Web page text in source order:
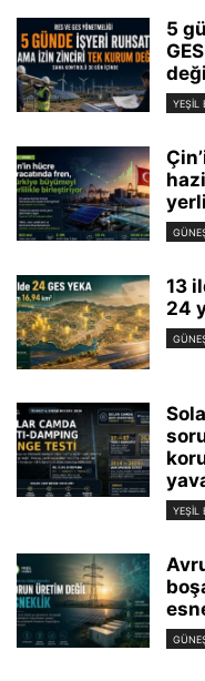
5
YEŞIL
13
24
YEŞIL